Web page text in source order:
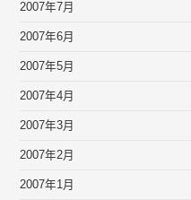
2007年7月
2007年6月
2007年5月
2007年4月
2007年3月
2007年2月
2007年1月